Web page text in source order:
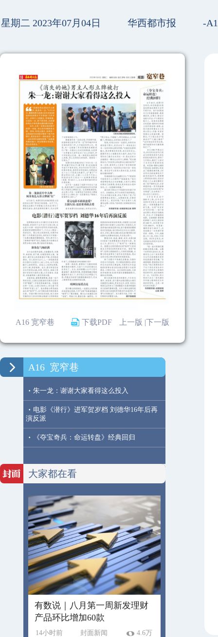
星期二 2023年07月04日 华西都市报 -
A16 宽窄巷 下载PDF 下一版
上一版 |
A16 宽窄巷
· 朱一龙：谢谢大家看得这么投入
· 电影《潜行》进军贺岁档 刘德华16年后再
演反派
· 《夺宝奇兵：命运转盘》经典回归
大家都在看
有数说｜八月第一周新发理财
产品环比增加60款
14小时前 封面新闻 4.6万